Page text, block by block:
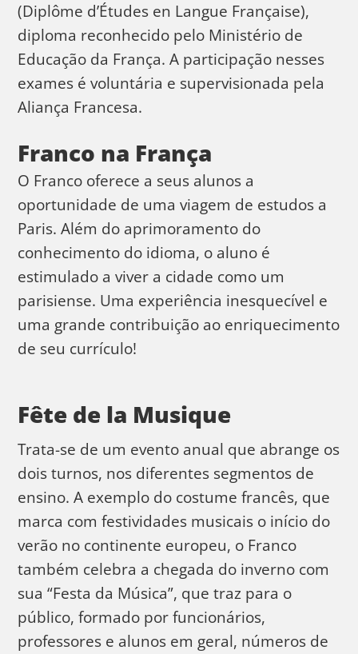
(Diplôme d’Études en Langue Française),
diploma reconhecido pelo Ministério de
Educação da França. A participação nesses
exames é voluntária e supervisionada pela
Aliança Francesa.
Franco na França
O Franco oferece a seus alunos a
oportunidade de uma viagem de estudos a
Paris. Além do aprimoramento do
conhecimento do idioma, o aluno é
estimulado a viver a cidade como um
parisiense. Uma experiência inesquecível e
uma grande contribuição ao enriquecimento
de seu currículo!
Fête de la Musique
Trata-se de um evento anual que abrange os
dois turnos, nos diferentes segmentos de
ensino. A exemplo do costume francês, que
marca com festividades musicais o início do
verão no continente europeu, o Franco
também celebra a chegada do inverno com
sua “Festa da Música”, que traz para o
público, formado por funcionários,
professores e alunos em geral, números de